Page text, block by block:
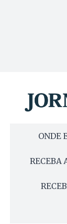
ONDE
RECEBA